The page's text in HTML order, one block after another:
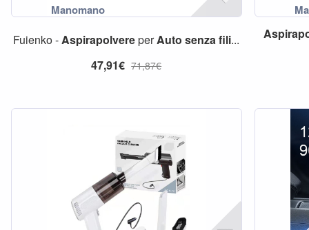
Fuienko -AspirapolvereperAuto senzafili...
47,91€ 71,87€